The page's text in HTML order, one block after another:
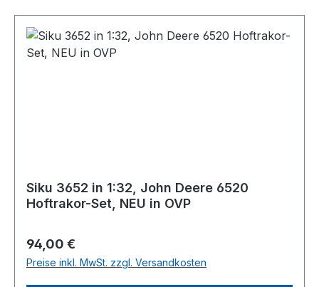
Siku 3652 in 1:32, John Deere 6520
Hoftrakor-Set, NEU in OVP
Regulärer Preis:
94,00 €
Preise inkl. MwSt. zzgl. Versandkosten